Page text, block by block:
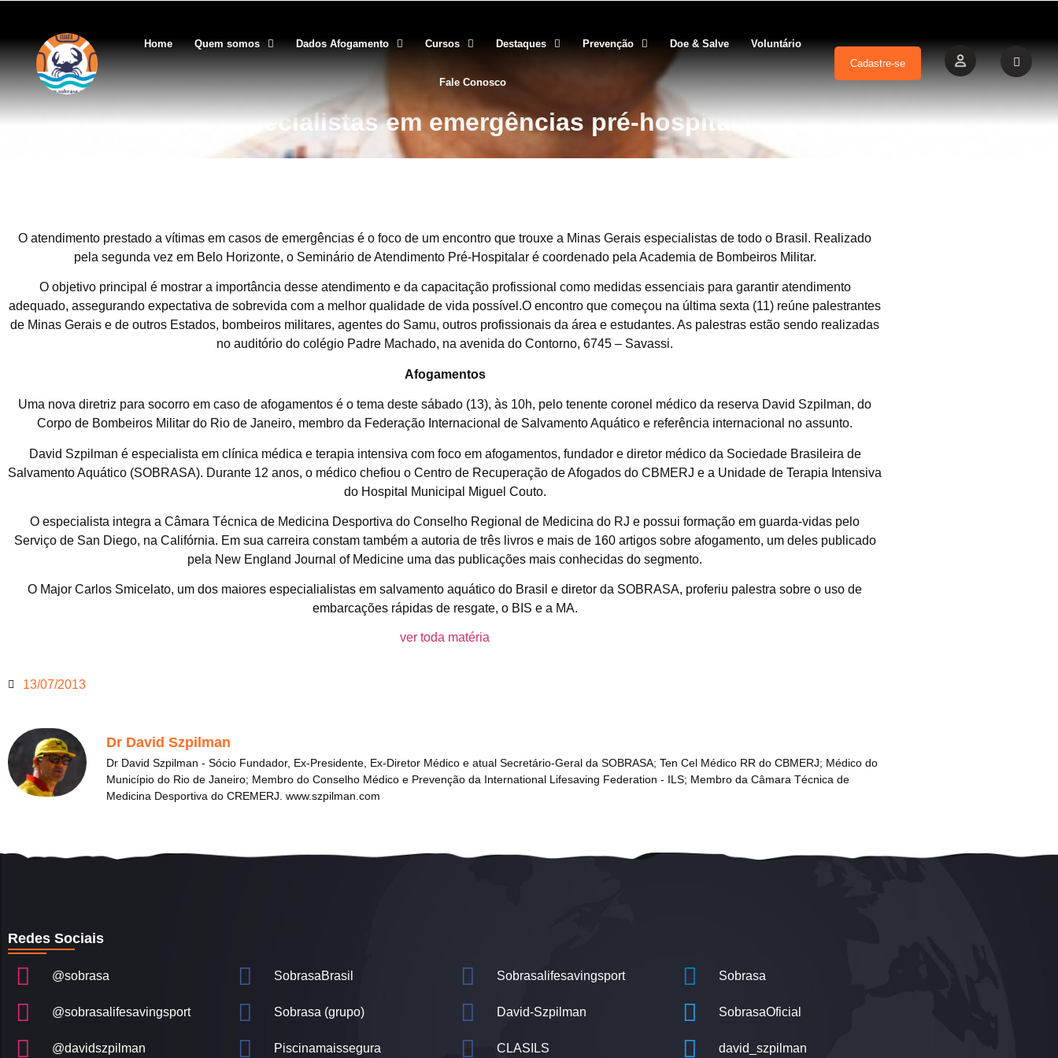
Home Quem somos Dados Afogamento Cursos Destaques Prevenção Doe & Salve Voluntário
Fale Conosco
Cadastre-se
Seminário reúne especialistas em emergências pré-hospitalares em BH
O atendimento prestado a vítimas em casos de emergências é o foco de um encontro que trouxe a Minas Gerais especialistas de todo o Brasil. Realizado
pela segunda vez em Belo Horizonte, o Seminário de Atendimento Pré-Hospitalar é coordenado pela Academia de Bombeiros Militar.
O objetivo principal é mostrar a importância desse atendimento e da capacitação profissional como medidas essenciais para garantir atendimento
adequado, assegurando expectativa de sobrevida com a melhor qualidade de vida possível.O encontro que começou na última sexta (11) reúne palestrantes
de Minas Gerais e de outros Estados, bombeiros militares, agentes do Samu, outros profissionais da área e estudantes. As palestras estão sendo realizadas
no auditório do colégio Padre Machado, na avenida do Contorno, 6745 – Savassi.
Afogamentos
Uma nova diretriz para socorro em caso de afogamentos é o tema deste sábado (13), às 10h, pelo tenente coronel médico da reserva David Szpilman, do
Corpo de Bombeiros Militar do Rio de Janeiro, membro da Federação Internacional de Salvamento Aquático e referência internacional no assunto.
David Szpilman é especialista em clínica médica e terapia intensiva com foco em afogamentos, fundador e diretor médico da Sociedade Brasileira de
Salvamento Aquático (SOBRASA). Durante 12 anos, o médico chefiou o Centro de Recuperação de Afogados do CBMERJ e a Unidade de Terapia Intensiva
do Hospital Municipal Miguel Couto.
O especialista integra a Câmara Técnica de Medicina Desportiva do Conselho Regional de Medicina do RJ e possui formação em guarda-vidas pelo
Serviço de San Diego, na Califórnia. Em sua carreira constam também a autoria de três livros e mais de 160 artigos sobre afogamento, um deles publicado
pela New England Journal of Medicine uma das publicações mais conhecidas do segmento.
O Major Carlos Smicelato, um dos maiores especialialistas em salvamento aquático do Brasil e diretor da SOBRASA, proferiu palestra sobre o uso de
embarcações rápidas de resgate, o BIS e a MA.
ver toda matéria
13/07/2013
Dr David Szpilman
Dr David Szpilman - Sócio Fundador, Ex-Presidente, Ex-Diretor Médico e atual Secretário-Geral da SOBRASA; Ten Cel Médico RR do CBMERJ; Médico do
Município do Rio de Janeiro; Membro do Conselho Médico e Prevenção da International Lifesaving Federation - ILS; Membro da Câmara Técnica de
Medicina Desportiva do CREMERJ. www.szpilman.com
Redes Sociais
@sobrasa
@sobrasalifesavingsport
@davidszpilman
SobrasaBrasil
Sobrasa (grupo)
Piscinamaissegura
Sobrasalifesavingsport
David-Szpilman
CLASILS
Sobrasa
SobrasaOficial
david_szpilman